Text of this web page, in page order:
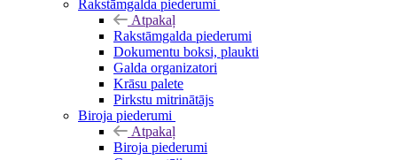
Rakstāmgalda piederumi
Atpakaļ
Rakstāmgalda piederumi
Dokumentu boksi, plaukti
Galda organizatori
Krāsu palete
Pirkstu mitrinātājs
Biroja piederumi
Atpakaļ
Biroja piederumi